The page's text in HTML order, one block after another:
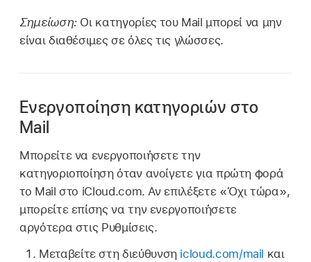
Σημείωση: Οι κατηγορίες του Mail μπορεί να μην
είναι διαθέσιμες σε όλες τις γλώσσες.
Ενεργοποίηση κατηγοριών στο
Mail
Μπορείτε να ενεργοποιήσετε την
κατηγοριοποίηση όταν ανοίγετε για πρώτη φορά
το Mail στο iCloud.com. Αν επιλέξετε «Όχι τώρα»,
μπορείτε επίσης να την ενεργοποιήσετε
αργότερα στις Ρυθμίσεις.
Μεταβείτε στη διεύθυνση icloud.com/mail και